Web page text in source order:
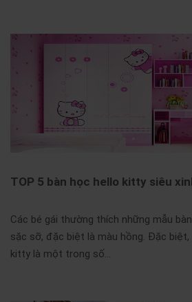
TOP 5 bàn học hello kitty siêu
Các bé gái thường thích những mẫu
sặc sỡ, đặc biệt là màu hồng. Đặc biệt,
kitty là một trong số…